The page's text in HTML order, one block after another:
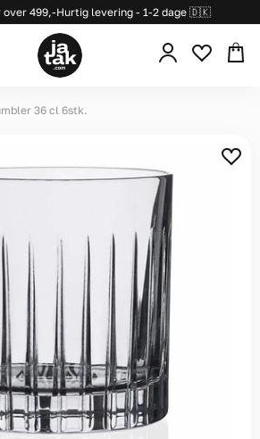
over 499,-Hurtig levering - 1-2 dage 🇩🇰
36 cl 6stk.